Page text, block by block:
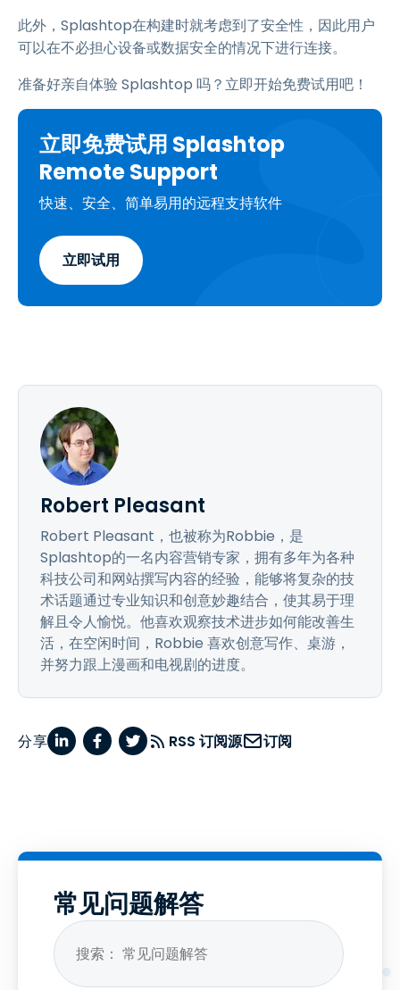
此外，Splashtop在构建时就考虑到了安全性，因此用户
可以在不必担心设备或数据安全的情况下进行连接。
准备好亲自体验 Splashtop 吗？立即开始免费试用吧！
立即免费试用 Splashtop
Remote Support
快速、安全、简单易用的远程支持软件
立即试用
Robert Pleasant
Robert Pleasant，也被称为Robbie，是
Splashtop的一名内容营销专家，拥有多年为各种
科技公司和网站撰写内容的经验，能够将复杂的技
术话题通过专业知识和创意妙趣结合，使其易于理
解且令人愉悦。他喜欢观察技术进步如何能改善生
活，在空闲时间，Robbie 喜欢创意写作、桌游，
并努力跟上漫画和电视剧的进度。
分享 RSS 订阅源 订阅
常见问题解答